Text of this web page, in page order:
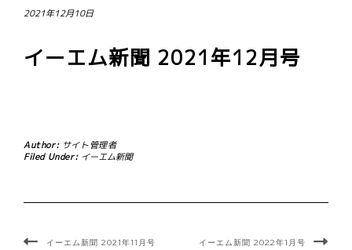
2021年12月10日
イーエム新聞 2021年12月号
Author: サイト管理者
Filed Under: イーエム新聞
イーエム新聞 2021年11月号 イーエム新聞 2022年1月号